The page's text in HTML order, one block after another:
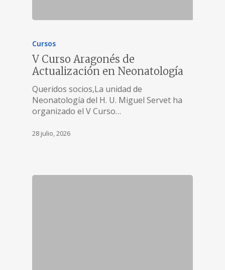
Cursos
V Curso Aragonés de
Actualización en Neonatología
Queridos socios,La unidad de
Neonatología del H. U. Miguel Servet ha
organizado el V Curso…
28 julio, 2026